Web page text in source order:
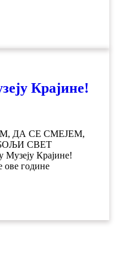
Крајине!
ДА СЕ СМЕЈЕМ,
СВЕТ
Крајине!
ове године